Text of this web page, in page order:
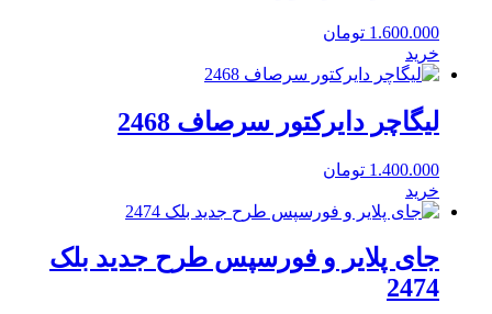
1.600.000 تومان
خرید
لیگاچر دایرکتور سرصاف 2468
1.400.000 تومان
خرید
جای پلایر و فورسپس طرح جدید بلک
2474